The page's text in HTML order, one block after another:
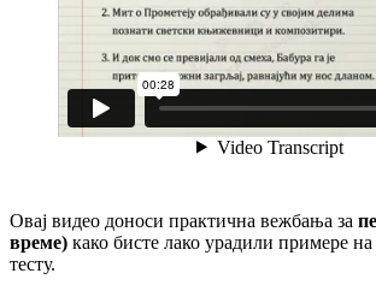
Овај видео доноси практична вежбања за
време) како бисте лако урадили примере на
тесту.